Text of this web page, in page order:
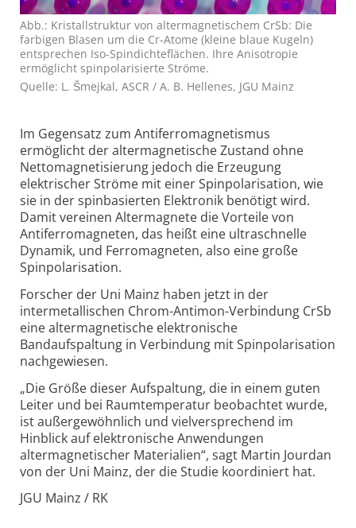
Abb.: Kristallstruktur von altermagnetischem CrSb: Die
farbigen Blasen um die Cr-Atome (kleine blaue Kugeln)
entsprechen Iso-Spindichteflächen. Ihre Anisotropie
ermöglicht spinpolarisierte Ströme.
Quelle: L. Šmejkal, ASCR / A. B. Hellenes, JGU Mainz
Im Gegensatz zum Antiferromagnetismus
ermöglicht der altermagnetische Zustand ohne
Nettomagnetisierung jedoch die Erzeugung
elektrischer Ströme mit einer Spinpolarisation, wie
sie in der spinbasierten Elektronik benötigt wird.
Damit vereinen Altermagnete die Vorteile von
Antiferromagneten, das heißt eine ultraschnelle
Dynamik, und Ferromagneten, also eine große
Spinpolarisation.
Forscher der Uni Mainz haben jetzt in der
intermetallischen Chrom-Antimon-Verbindung CrSb
eine altermagnetische elektronische
Bandaufspaltung in Verbindung mit Spinpolarisation
nachgewiesen.
„Die Größe dieser Aufspaltung, die in einem guten
Leiter und bei Raumtemperatur beobachtet wurde,
ist außergewöhnlich und vielversprechend im
Hinblick auf elektronische Anwendungen
altermagnetischer Materialien“, sagt Martin Jourdan
von der Uni Mainz, der die Studie koordiniert hat.
JGU Mainz / RK